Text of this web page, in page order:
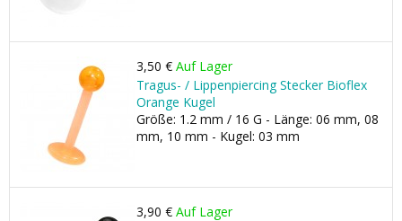
3,50 € Auf Lager
Tragus- / Lippenpiercing Stecker Bioflex
Orange Kugel
Größe: 1.2 mm / 16 G - Länge: 06 mm, 08
mm, 10 mm - Kugel: 03 mm
3,90 € Auf Lager